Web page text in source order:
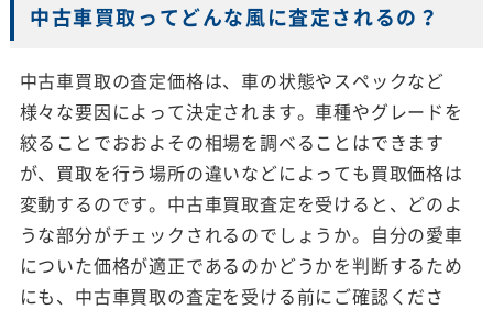
中古車買取ってどんな風に査定されるの？
中古車買取の査定価格は、車の状態やスペックなど
様々な要因によって決定されます。車種やグレードを
絞ることでおおよその相場を調べることはできます
が、買取を行う場所の違いなどによっても買取価格は
変動するのです。中古車買取査定を受けると、どのよ
うな部分がチェックされるのでしょうか。自分の愛車
についた価格が適正であるのかどうかを判断するため
にも、中古車買取の査定を受ける前にご確認くださ